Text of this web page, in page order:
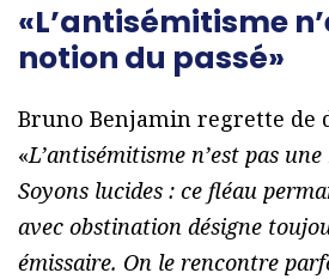
«L’antisémitisme
notion du passé»
Bruno Benjamin regrette de
«L’antisémitisme n’est pas
Soyons lucides : ce fléau
avec obstination désigne
émissaire. On le rencontre